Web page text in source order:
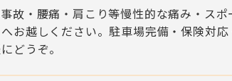
故・腰痛・肩こり等慢性的な痛み・ス
お越しください。駐車場完備・保険対
どうぞ。